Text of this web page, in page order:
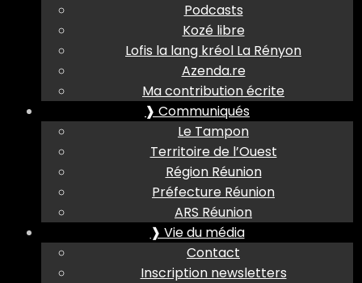
Podcasts
Kozé libre
Lofis la lang kréol La Rényon
Azenda.re
Ma contribution écrite
❱ Communiqués
Le Tampon
Territoire de l’Ouest
Région Réunion
Préfecture Réunion
ARS Réunion
❱ Vie du média
Contact
Inscription newsletters